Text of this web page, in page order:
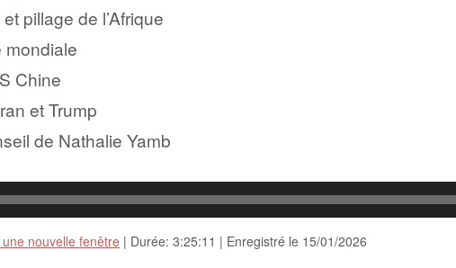
pillage de l’Afrique
mondiale
Chine
et Trump
de Nathalie Yamb
nouvelle fenêtre | Durée: 3:25:11 | Enregistré le 15/01/2026